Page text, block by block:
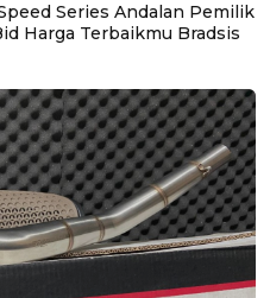
Series Andalan Pemilik
Harga Terbaikmu Bradsis